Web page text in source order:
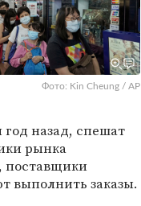
Фото: Kin Cheung / AP
назад, спешат
рынка
поставщики
выполнить заказы.